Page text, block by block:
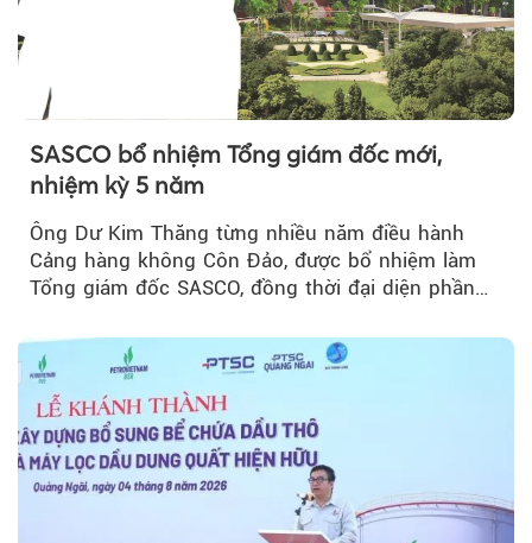
SASCO bổ nhiệm Tổng giám đốc mới,
nhiệm kỳ 5 năm
Ông Dư Kim Thăng từng nhiều năm điều hành
Cảng hàng không Côn Đảo, được bổ nhiệm làm
Tổng giám đốc SASCO, đồng thời đại diện phần